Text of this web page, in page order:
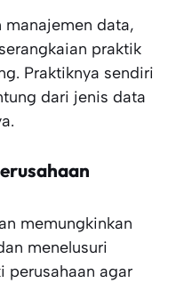
data,
praktik
Praktiknya sendiri
dari jenis data
memungkinkan
menelusuri
perusahaan agar